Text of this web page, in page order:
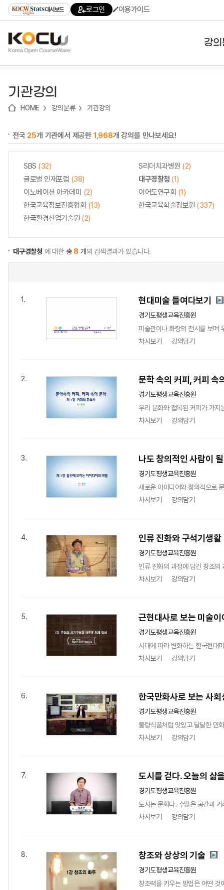
기
기
기
content)
가
대시보드 로그인 이용가이드
강
기관강의
HOME 강의분류 기관강의
전국 25개 기관에서 제공한 1,968개 강의를 만나보세요!
SBS (32) S리더치과병원 (2)
글로벌 인재포럼 (38) 대구경찰청 (1)
이노베이션 아카데미 (2) 이어도연구회 (1)
한국교육정보진흥협회 (13) 한국교육학술정보원 (337)
한국환경산업기술원 (2)
대구경찰청 에 대한 총 8 개의 검색결과가 있습니다.
1. 현대미술 들여다보기
경기도평생교육진흥원
미술관이나 화랑의 전시를 보며
차시보기
강의담기
2. 문학 속의 커피, 커피 속
경기도평생교육진흥원
우리 문화와 접목된 커피가 가지
차시보기
강의담기
3. 나도 창의적인 사람이
경기도평생교육진흥원
새로운 아이디어와 창의적으로
차시보기
강의담기
4. 인류 진화와 구석기생활
경기도평생교육진흥원
인류 진화의 과정에 담긴 창조의
차시보기
강의담기
5. 근현대사로 보는 미술이
경기도평생교육진흥원
시대에 따라 변화하는 한국현대
차시보기
강의담기
6. 한국만화사로 보는 사회
경기도평생교육진흥원
불량식품처럼 맛있고 달달한 만
차시보기
강의담기
7. 도시를 걷다. 오늘의 삶
경기도평생교육진흥원
도시는 문화다. 수많은 공간과
차시보기
강의담기
8. 창조와 상상의 기술
경기도평생교육진흥원
창조력을 키우는 방법은 어떤